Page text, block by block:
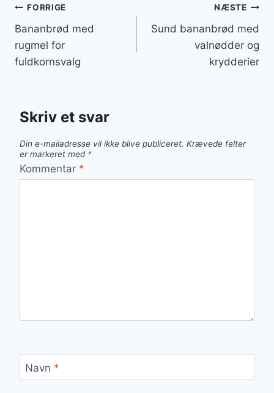
Indlægsnavigation
FORRIGE
Bananbrød med
rugmel for
fuldkornsvalg
NÆSTE
Sund bananbrød med
valnødder og
krydderier
Skriv et svar
Din e-mailadresse vil ikke blive publiceret. Krævede felter
er markeret med *
Kommentar *
Navn *